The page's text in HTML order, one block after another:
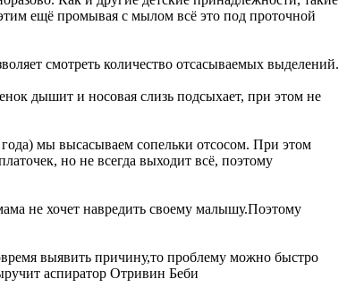
ещё промывая с мылом всё это под проточной
смотреть количество отсасываемых выделений.
дышит и носовая слизь подсыхает, при этом не
мы высасываем сопельки отсосом. При этом
но не всегда выходит всё, поэтому
не хочет навредить своему малышу.Поэтому
выявить причину,то проблему можно быстро
аспиратор Отривин Беби